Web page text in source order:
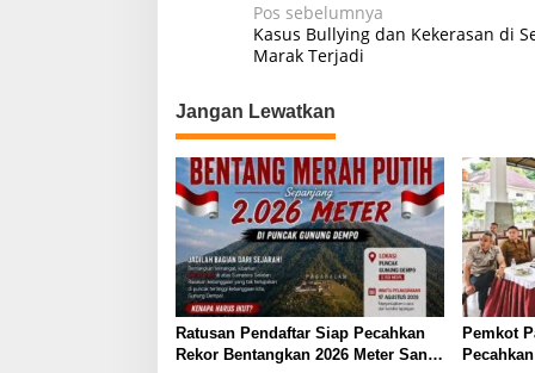
N
a
i
g
a
s
i
p
o
s
Pos sebelumnya
Kasus Bullying dan Kekerasan di
Marak Terjadi
Jangan Lewatkan
Ratusan Pendaftar Siap Pecahkan
Rekor Bentangkan 2026 Meter Sang
Pemkot